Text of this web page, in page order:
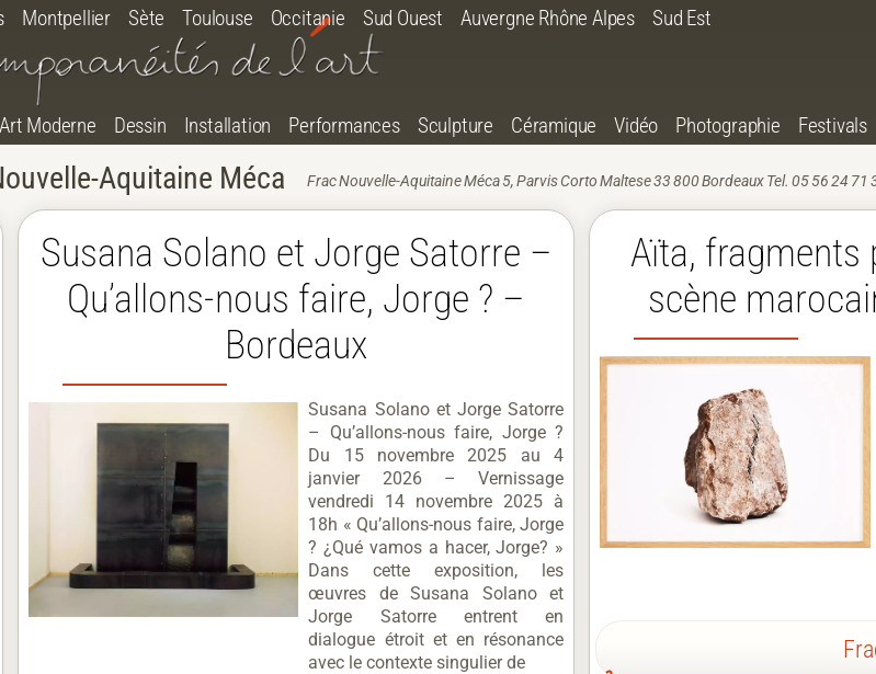
Montpellier Sète Toulouse Occitanie Sud Ouest Auvergne Rhône Alpes Sud Est
Art Moderne Dessin Installation Performances Sculpture Céramique Vidéo Photographie Festivals
Aquitaine Méca Frac Nouvelle-Aquitaine Méca 5, Parvis Corto Maltese 33 800 Bordeaux Tel. 05 56 24 71
Susana Solano et Jorge Satorre –
Qu’allons-nous faire, Jorge ? –
Bordeaux
Susana Solano et Jorge Satorre
– Qu’allons-nous faire, Jorge ?
Du 15 novembre 2025 au 4
janvier 2026 – Vernissage
vendredi 14 novembre 2025 à
18h « Qu’allons-nous faire, Jorge
? ¿Qué vamos a hacer, Jorge? »
Dans cette exposition, les
œuvres de Susana Solano et
Jorge Satorre entrent en
dialogue étroit et en résonance
avec le contexte singulier de
Aïta, fragments
scène